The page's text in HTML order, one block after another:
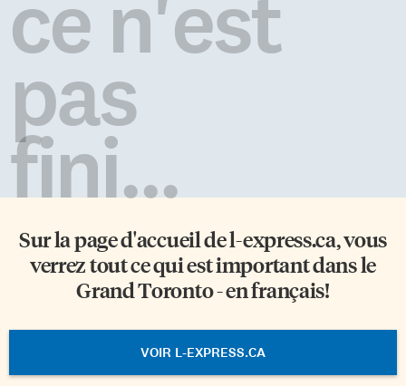
ce n'est
pas
fini...
Sur la page d'accueil del-express.ca, vous
verrez tout ce qui est important dans le
Grand Toronto - en français!
VOIR L-EXPRESS.CA